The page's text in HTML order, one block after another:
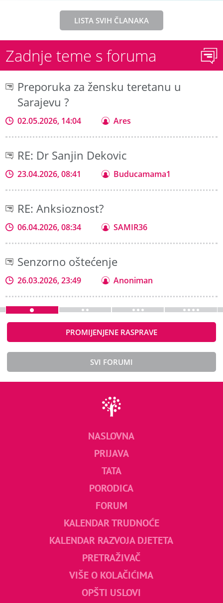
LISTA SVIH ČLANAKA
Zadnje teme s foruma
Preporuka za žensku teretanu u
Sarajevu ?
02.05.2026, 14:04 Ares
RE: Dr Sanjin Dekovic
23.04.2026, 08:41 Buducamama1
RE: Anksioznost?
06.04.2026, 08:34 SAMIR36
Senzorno oštećenje
26.03.2026, 23:49 Anoniman
PROMIJENJENE RASPRAVE
SVI FORUMI
NASLOVNA
PRIJAVA
TATA
PORODICA
FORUM
KALENDAR TRUDNOĆE
KALENDAR RAZVOJA DJETETA
PRETRAŽIVAČ
VIŠE O KOLAČIĆIMA
OPŠTI USLOVI